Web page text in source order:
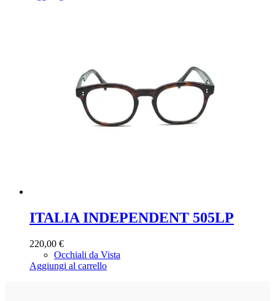
ITALIA INDEPENDENT 505LP
220,00 €
Occhiali da Vista
Aggiungi al carrello